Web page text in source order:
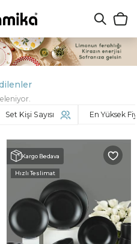
Set Kişi Sayısı
Kargo Bedava
Hızlı Teslimat